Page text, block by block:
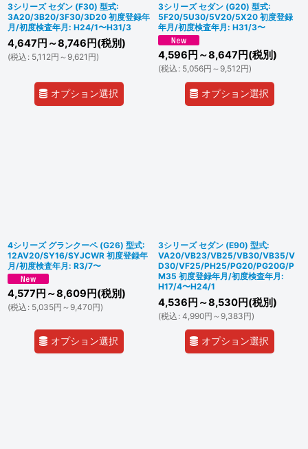
3シリーズ セダン (F30) 型式:
3A20/3B20/3F30/3D20 初度登録年
月/初度検査年月: H24/1〜H31/3
4,647 円 ～8,746 円(税別)
(税込 : 5,112円 ～9,621 円)
オプション選択
3シリーズ セダン (G20) 型式:
5F20/5U30/5V20/5X20 初度登録
年月/初度検査年月: H31/3〜
4,596 円 ～8,647 円(税別)
(税込 : 5,056円 ～9,512円)
オプション選択
4シリーズ グランクーペ (G26) 型式:
12AV20/SY16/SYJCWR 初度登録年
月/初度検査年月: R3/7〜
4,577 円 ～8,609 円(税別)
(税込 : 5,035円 ～9,470円)
オプション選択
3シリーズ セダン (E90) 型式:
VA20/VB23/VB25/VB30/VB35/V
D30/VF25/PH25/PG20/PG20G/P
M35 初度登録年月/初度検査年月:
H17/4〜H24/1
4,536 円 ～8,530円(税別)
(税込 : 4,990円 ～9,383円)
オプション選択